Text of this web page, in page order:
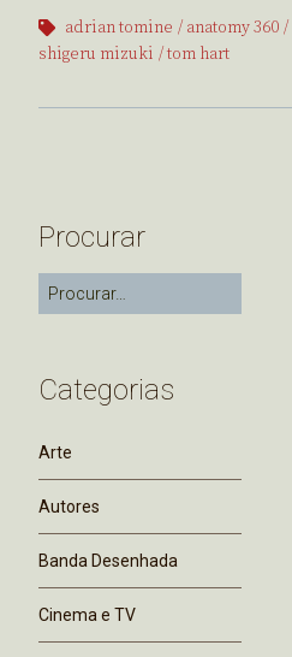
adrian tomine
anatomy 360
shigeru mizuki
tom hart
Procurar
Categorias
Arte
Autores
Banda Desenhada
Cinema e TV